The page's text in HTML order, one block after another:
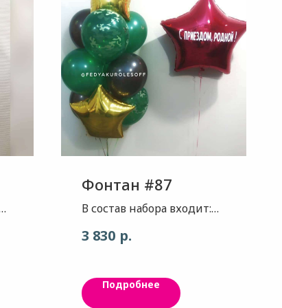
Фонтан #87
В состав набора входит:
красный глянец ,размер
Индивидуальная
надпись Шар , камуфляж ,
3 830 р.
Подробнее